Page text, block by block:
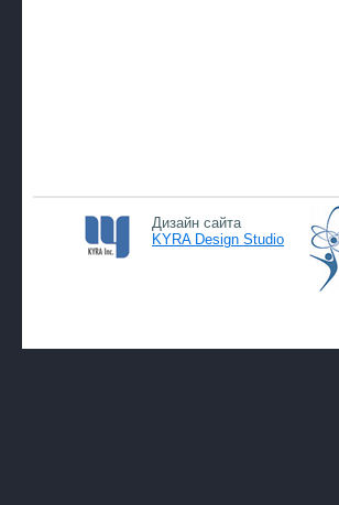
Дизайн сайта
KYRA Design Studio